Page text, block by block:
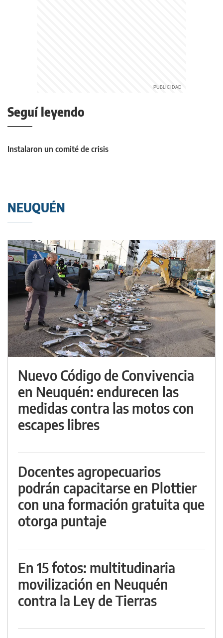
Seguí leyendo
Instalaron un comité de crisis
NEUQUÉN
Nuevo Código de Convivencia
en Neuquén: endurecen las
medidas contra las motos con
escapes libres
Docentes agropecuarios
podrán capacitarse en Plottier
con una formación gratuita que
otorga puntaje
En 15 fotos: multitudinaria
movilización en Neuquén
contra la Ley de Tierras